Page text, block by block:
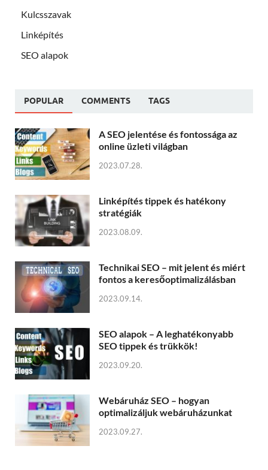
Kulcsszavak
Linképítés
SEO alapok
POPULAR COMMENTS TAGS
A SEO jelentése és fontossága az
online üzleti világban
2023.07.28.
Linképítés tippek és hatékony
stratégiák
2023.08.09.
Technikai SEO – mit jelent és miért
fontos a keresőoptimalizálásban
2023.09.14.
SEO alapok – A leghatékonyabb
SEO tippek és trükkök!
2023.09.20.
Webáruház SEO – hogyan
optimalizáljuk webáruházunkat
2023.09.27.